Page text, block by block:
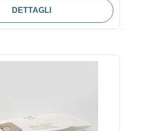
DETTAGLI